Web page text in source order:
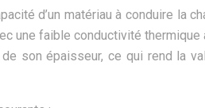
d’un matériau à conduire la
une faible conductivité thermique
son épaisseur, ce qui rend la